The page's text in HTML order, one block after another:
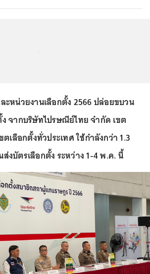
ะหน่วยงานเลือกตั้ง 2566 ปล่อยขบวน
จากบริษัทไปรษณีย์ไทย จำกัด เขต
เลือกตั้งทั่วประเทศ ใช้กำลังกว่า 1.3
งบัตรเลือกตั้ง ระหว่าง 1-4 พ.ค. นี้